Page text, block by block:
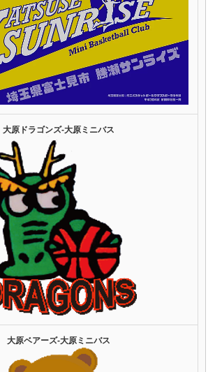
大原ドラゴンズ‐大原ミニバス
大原ベアーズ‐大原ミニバス